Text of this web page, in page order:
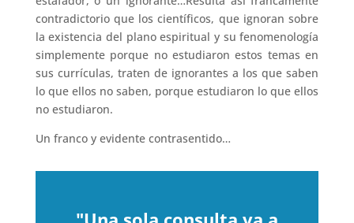
contradictorio que los científicos, que ignoran sobre
la existencia del plano espiritual y su fenomenología
simplemente porque no estudiaron estos temas en
sus currículas, traten de ignorantes a los que saben
lo que ellos no saben, porque estudiaron lo que ellos
no estudiaron.
Un franco y evidente contrasentido…